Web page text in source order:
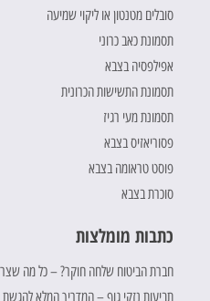
סובלים מטנטון או ליקוי שמיעה
תסמונת כאב כרוני
אפילפסיה בצבא
תסמונת התשישות הכרונית
תסמונת מעי רגיז
פסוריאזיס בצבא
פוסט טראומה בצבא
סוכרת בצבא
כתבות מומלצות
חברת הביטוח שלחה חוקר? – כל מה
תביעות נזקי גוף – המדריך המלא להגשת